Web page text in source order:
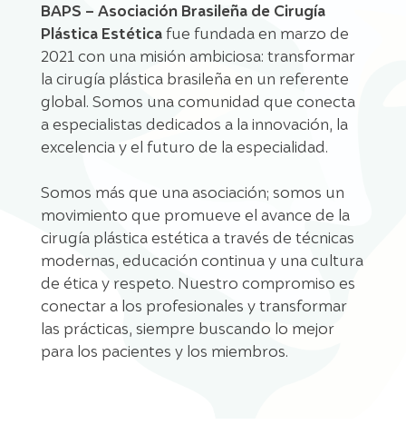
BAPS – Asociación Brasileña de Cirugía
Plástica Estéticafue fundada en marzo de
2021 con una misión ambiciosa: transformar
la cirugía plástica brasileña en un referente
global. Somos una comunidad que conecta
a especialistas dedicados a la innovación, la
excelencia y el futuro de la especialidad.
Somos más que una asociación; somos un
movimiento que promueve el avance de la
cirugía plástica estética a través de técnicas
modernas, educación continua y una cultura
de ética y respeto. Nuestro compromiso es
conectar a los profesionales y transformar
las prácticas, siempre buscando lo mejor
para los pacientes y los miembros.